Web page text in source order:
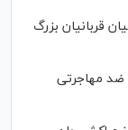
قربانیان بزرگ
ضد مهاجرتی